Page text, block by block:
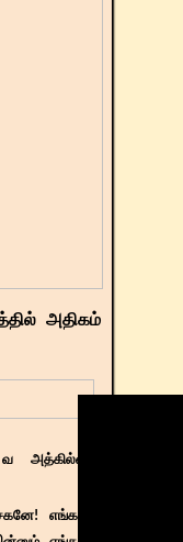
அதிகம்
அத்கில்னில்
எங்களை